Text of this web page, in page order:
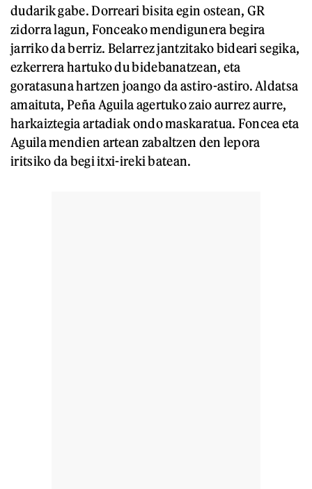
dudarik gabe. Dorreari bisita egin ostean, GR
zidorra lagun, Fonceako mendigunera begira
jarriko da berriz. Belarrez jantzitako bideari segika,
ezkerrera hartuko du bidebanatzean, eta
goratasuna hartzen joango da astiro-astiro. Aldatsa
amaituta, Peña Aguila agertuko zaio aurrez aurre,
harkaiztegia artadiak ondo maskaratua. Foncea eta
Aguila mendien artean zabaltzen den lepora
iritsiko da begi itxi-ireki batean.